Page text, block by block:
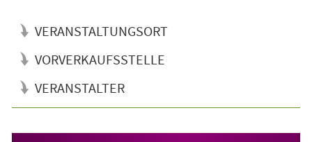
VERANSTALTUNGSORT
VORVERKAUFSSTELLE
VERANSTALTER